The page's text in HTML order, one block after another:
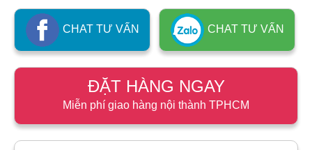
CHAT TƯ VẤN CHAT TƯ VẤN
ĐẶT HÀNG NGAY
Miễn phí giao hàng nội thành TPHCM